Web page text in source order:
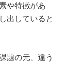
や特徴があ
出していると
題の元、違う